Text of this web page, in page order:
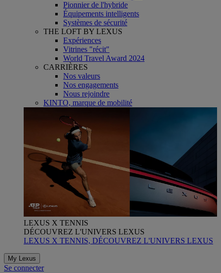
Pionnier de l'hybride
Équipements intelligents
Systèmes de sécurité
THE LOFT BY LEXUS
Expériences
Vitrines "récit"
World Travel Award 2024
CARRIÈRES
Nos valeurs
Nos engagements
Nous rejoindre
KINTO, marque de mobilité
LEXUS X TENNIS
DÉCOUVREZ L'UNIVERS LEXUS
LEXUS X TENNIS, DÉCOUVREZ L'UNIVERS LEXUS
My Lexus
Se connecter